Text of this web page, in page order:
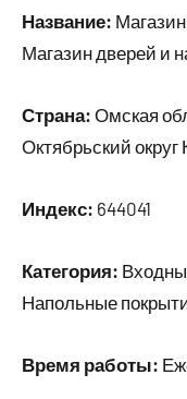
Название:
Магазин дверей и
Страна: Омская
Октябрьский округ
Индекс: 644041
Категория:
Напольные
Время работы: